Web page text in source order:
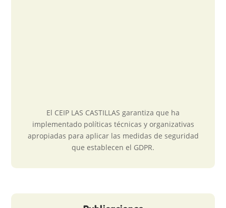
El CEIP LAS CASTILLAS garantiza que ha
implementado políticas técnicas y organizativas
apropiadas para aplicar las medidas de seguridad
que establecen el GDPR.